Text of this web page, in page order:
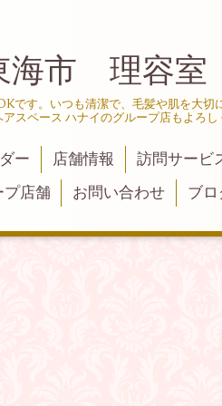
市 理容室
です。いつも清潔で、毛髪や肌を大切
スペース ハナイのグループ店もよろし
ー 店舗情報 訪問サービ
店舗 お問い合わせ ブ